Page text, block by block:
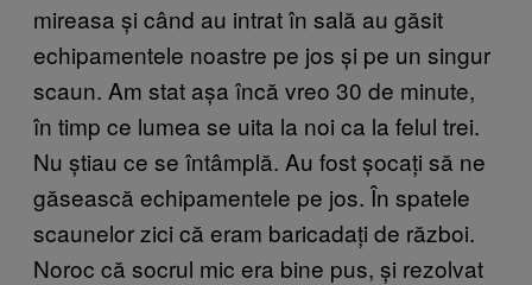
mireasa și când au intrat în sală au găsit
echipamentele noastre pe jos și pe un singur
scaun. Am stat așa încă vreo 30 de minute,
în timp ce lumea se uita la noi ca la felul trei.
Nu știau ce se întâmplă. Au fost șocați să ne
găsească echipamentele pe jos. În spatele
scaunelor zici că eram baricadați de război.
Noroc că socrul mic era bine pus, și rezolvat